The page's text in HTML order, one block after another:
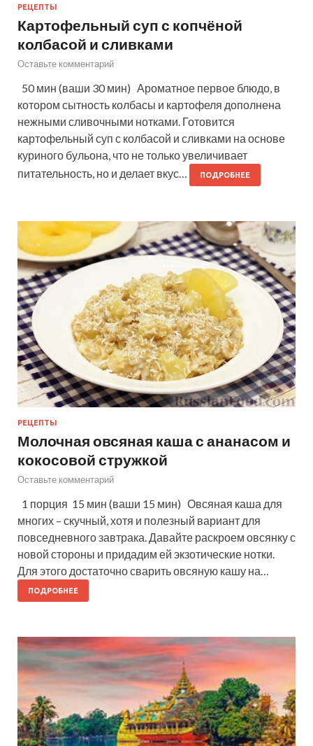
РЕЦЕПТЫ
Картофельный суп с копчёной
колбасой и сливками
Оставьте комментарий
50 мин (ваши 30 мин) Ароматное первое блюдо, в
котором сытность колбасы и картофеля дополнена
нежными сливочными нотками. Готовится
картофельный суп с колбасой и сливками на основе
куриного бульона, что не только увеличивает
питательность, но и делает вкус…
ПОДРОБНЕЕ
РЕЦЕПТЫ
Молочная овсяная каша с ананасом и
кокосовой стружкой
Оставьте комментарий
1 порция 15 мин (ваши 15 мин) Овсяная каша для
многих – скучный, хотя и полезный вариант для
повседневного завтрака. Давайте раскроем овсянку с
новой стороны и придадим ей экзотические нотки.
Для этого достаточно сварить овсяную кашу на…
ПОДРОБНЕЕ